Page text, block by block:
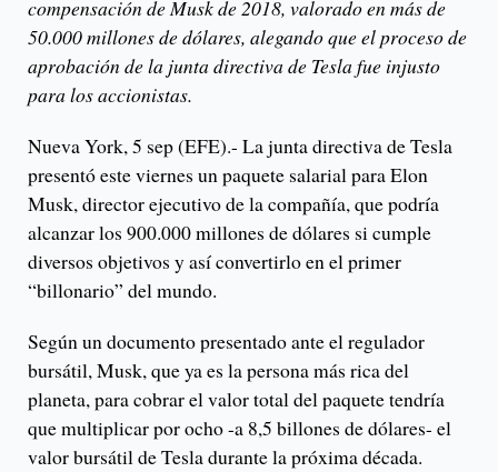
compensación de Musk de 2018, valorado en más de
50.000 millones de dólares, alegando que el proceso de
aprobación de la junta directiva de Tesla fue injusto
para los accionistas.
Nueva York, 5 sep (EFE).- La junta directiva de Tesla
presentó este viernes un paquete salarial para Elon
Musk, director ejecutivo de la compañía, que podría
alcanzar los 900.000 millones de dólares si cumple
diversos objetivos y así convertirlo en el primer
“billonario” del mundo.
Según un documento presentado ante el regulador
bursátil, Musk, que ya es la persona más rica del
planeta, para cobrar el valor total del paquete tendría
que multiplicar por ocho -a 8,5 billones de dólares- el
valor bursátil de Tesla durante la próxima década.